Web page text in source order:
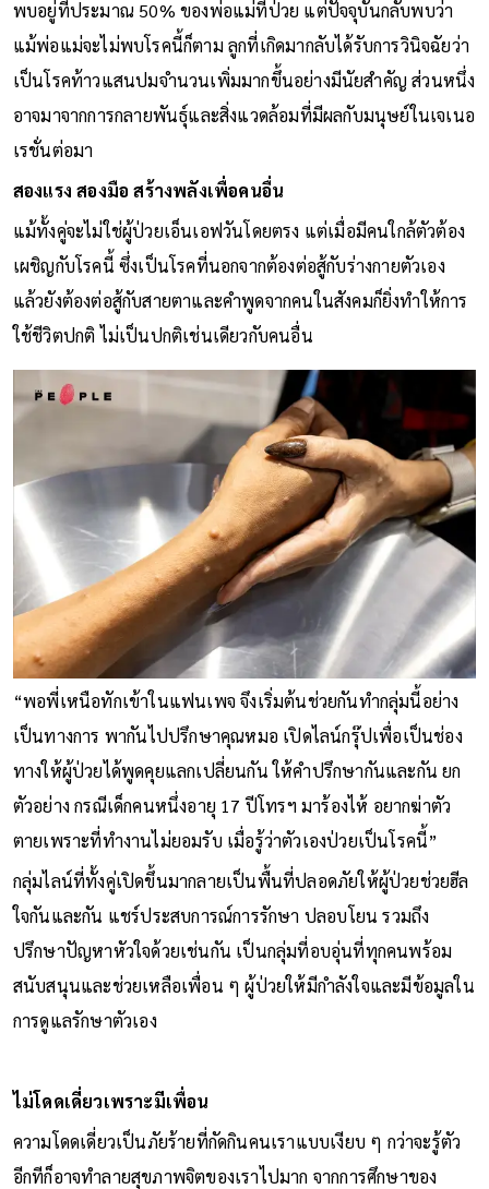
พบอยู่ที่ประมาณ 50% ของพ่อแม่ที่ป่วย แต่ปัจจุบันกลับพบว่า
แม้พ่อแม่จะไม่พบโรคนี้ก็ตาม ลูกที่เกิดมากลับได้รับการวินิจฉัยว่า
เป็นโรคท้าวแสนปมจำนวนเพิ่มมากขึ้นอย่างมีนัยสำคัญ ส่วนหนึ่ง
อาจมาจากการกลายพันธุ์และสิ่งแวดล้อมที่มีผลกับมนุษย์ในเจเนอ
เรชั่นต่อมา
สองแรง สองมือ สร้างพลังเพื่อคนอื่น
แม้ทั้งคู่จะไม่ใช่ผู้ป่วยเอ็นเอฟวันโดยตรง แต่เมื่อมีคนใกล้ตัวต้อง
เผชิญกับโรคนี้ ซึ่งเป็นโรคที่นอกจากต้องต่อสู้กับร่างกายตัวเอง
แล้วยังต้องต่อสู้กับสายตาและคำพูดจากคนในสังคมก็ยิ่งทำให้การ
ใช้ชีวิตปกติ ไม่เป็นปกติเช่นเดียวกับคนอื่น
“พอพี่เหนือทักเข้าในแฟนเพจ จึงเริ่มต้นช่วยกันทำกลุ่มนี้อย่าง
เป็นทางการ พากันไปปรึกษาคุณหมอ เปิดไลน์กรุ๊ปเพื่อเป็นช่อง
ทางให้ผู้ป่วยได้พูดคุยแลกเปลี่ยนกัน ให้คำปรึกษากันและกัน ยก
ตัวอย่าง กรณีเด็กคนหนึ่งอายุ 17 ปีโทรฯ มาร้องไห้ อยากฆ่าตัว
ตายเพราะที่ทำงานไม่ยอมรับ เมื่อรู้ว่าตัวเองป่วยเป็นโรคนี้”
กลุ่มไลน์ที่ทั้งคู่เปิดขึ้นมากลายเป็นพื้นที่ปลอดภัยให้ผู้ป่วยช่วยฮีล
ใจกันและกัน แชร์ประสบการณ์การรักษา ปลอบโยน รวมถึง
ปรึกษาปัญหาหัวใจด้วยเช่นกัน เป็นกลุ่มที่อบอุ่นที่ทุกคนพร้อม
สนับสนุนและช่วยเหลือเพื่อน ๆ ผู้ป่วยให้มีกำลังใจและมีข้อมูลใน
การดูแลรักษาตัวเอง
ไม่โดดเดี่ยวเพราะมีเพื่อน
ความโดดเดี่ยวเป็นภัยร้ายที่กัดกินคนเราแบบเงียบ ๆ กว่าจะรู้ตัว
อีกทีก็อาจทำลายสุขภาพจิตของเราไปมาก จากการศึกษาของ